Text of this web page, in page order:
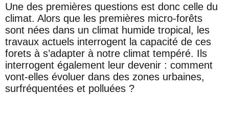
Une des premières questions est donc celle du
climat. Alors que les premières micro-forêts
sont nées dans un climat humide tropical, les
travaux actuels interrogent la capacité de ces
forets à s’adapter à notre climat tempéré. Ils
interrogent également leur devenir : comment
vont-elles évoluer dans des zones urbaines,
surfréquentées et polluées ?